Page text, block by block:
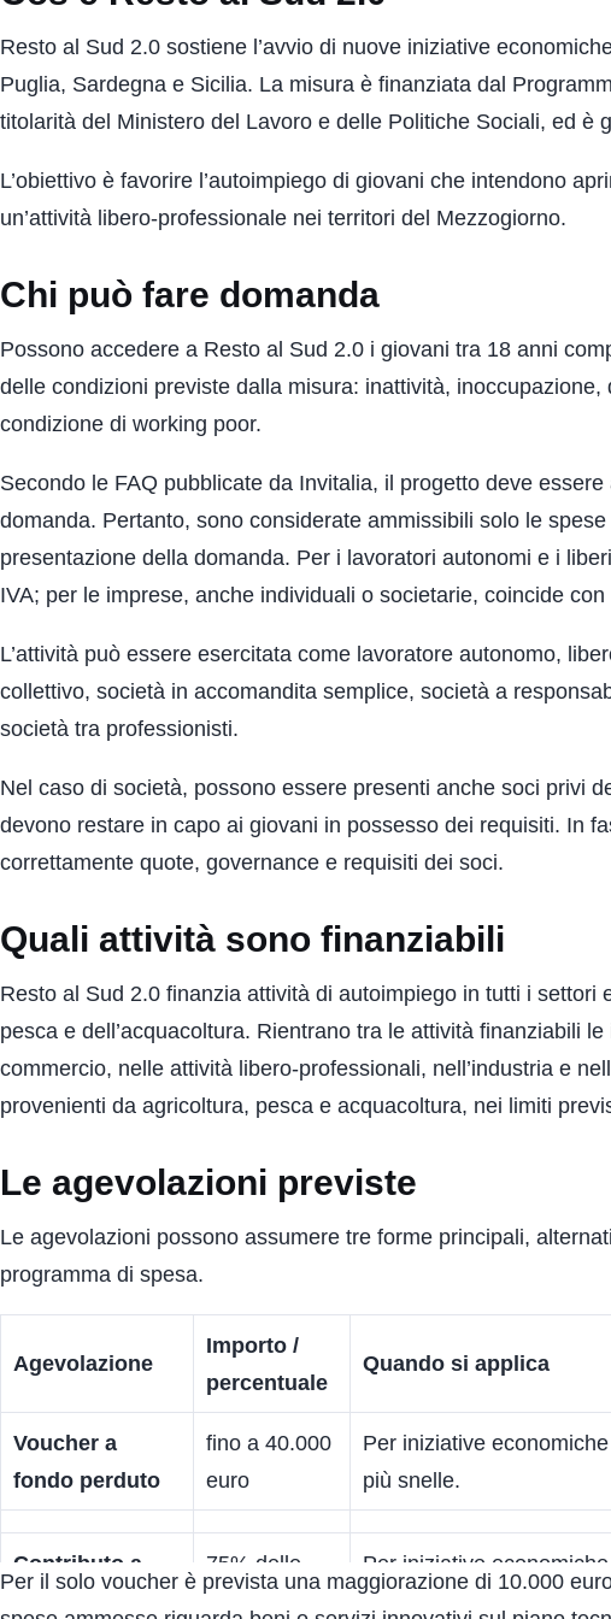
Resto al Sud 2.0 sostiene l’avvio di nuove iniziative
Puglia, Sardegna e Sicilia. La misura è finanziata dal
titolarità del Ministero del Lavoro e delle Politiche Sociali, ed è
L’obiettivo è favorire l’autoimpiego di giovani che intendono
un’attività libero-professionale nei territori del Mezzogiorno.
Chi può fare domanda
Possono accedere a Resto al Sud 2.0 i giovani tra 18 anni
delle condizioni previste dalla misura: inattività,
condizione di working poor.
Secondo le FAQ pubblicate da Invitalia, il progetto deve
domanda. Pertanto, sono considerate ammissibili solo le
presentazione della domanda. Per i lavoratori autonomi e i
IVA; per le imprese, anche individuali o societarie, coincide
L’attività può essere esercitata come lavoratore autonomo,
collettivo, società in accomandita semplice, società a
società tra professionisti.
Nel caso di società, possono essere presenti anche soci privi
devono restare in capo ai giovani in possesso dei requisiti. In
correttamente quote, governance e requisiti dei soci.
Quali attività sono finanziabili
Resto al Sud 2.0 finanzia attività di autoimpiego in tutti i
pesca e dell’acquacoltura. Rientrano tra le attività finanziabili
commercio, nelle attività libero-professionali, nell’industria e
provenienti da agricoltura, pesca e acquacoltura, nei limiti
Le agevolazioni previste
Le agevolazioni possono assumere tre forme principali,
programma di spesa.
Agevolazione
Importo /
percentuale
Quando si applica
Voucher a
fondo perduto
fino a 40.000
euro
Per iniziative economiche
più snelle.
Contributo a
75% delle
spese
Per iniziative economiche
più strutturate.
Per il solo voucher è prevista una maggiorazione di 10.000